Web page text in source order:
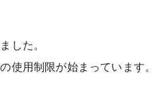
した。
使用制限が始まっています。